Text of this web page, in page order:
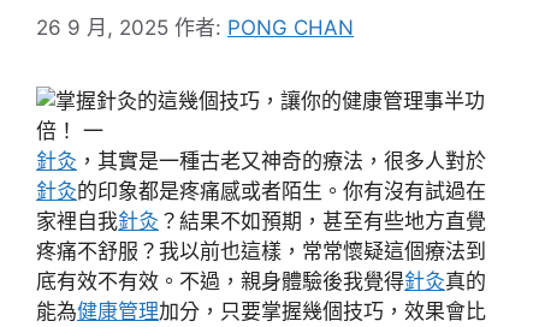
26 9 月, 2025 作者: PONG CHAN
針灸 ，其實是一種古老又神奇的療法，很多人對於
針灸的印象都是疼痛感或者陌生。你有沒有試過在
家裡自我針灸 ？結果不如預期，甚至有些地方直覺
疼痛不舒服？我以前也這樣，常常懷疑這個療法到
底有效不有效。不過，親身體驗後我覺得針灸真的
能為健康管理加分，只要掌握幾個技巧，效果會比